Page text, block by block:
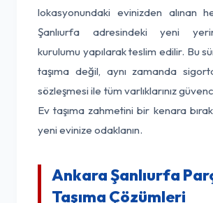
lokasyonundaki evinizden alınan
Şanlıurfa adresindeki yeni
kurulumu yapılarak teslim edilir. Bu
taşıma değil, aynı zamanda
sözleşmesi ile tüm varlıklarınız
Ev taşıma zahmetini bir kenara
yeni evinize odaklanın.
Ankara Şanlıurfa
Taşıma Çözümleri